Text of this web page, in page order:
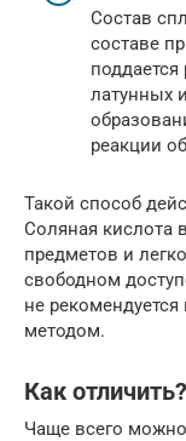
Состав
составе
латунных
реакции
Такой способ
Соляная кислота
предметов и
свободном
не
методом.
Как отличить?
Чаще всего